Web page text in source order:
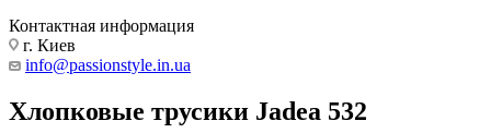
Контактная информация
г. Киев
info@passionstyle.in.ua
Хлопковые трусики Jadea 532